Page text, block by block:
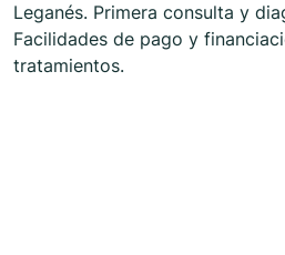
Leganés. Primera consulta y
Facilidades de pago y
tratamientos.